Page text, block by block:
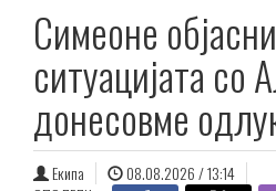
Симеоне
ситуацијата со
донесовме
Екипа
08.08.2026 / 13:14